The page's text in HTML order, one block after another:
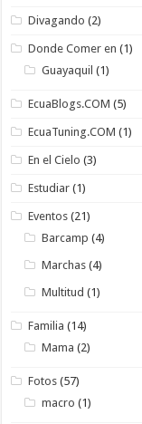
Divagando (2)
Donde Comer en (1)
Guayaquil (1)
EcuaBlogs.COM (5)
EcuaTuning.COM (1)
En el Cielo (3)
Estudiar (1)
Eventos (21)
Barcamp (4)
Marchas (4)
Multitud (1)
Familia (14)
Mama (2)
Fotos (57)
macro (1)